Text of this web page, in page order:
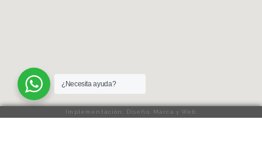
¿Necesita ayuda?
Implementación: Diseño, Marca y Web